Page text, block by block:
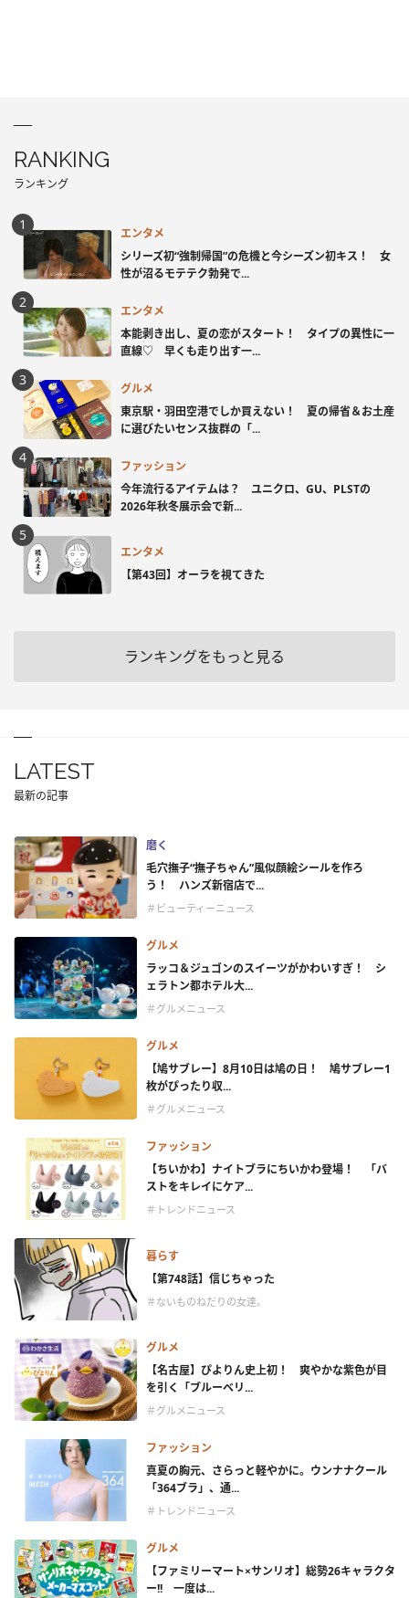
RANKING
ランキング
エンタメ
シリーズ初“強制帰国”の危機と今シーズン初キス！ 女
性が沼るモテテク勃発で...
エンタメ
本能剥き出し、夏の恋がスタート！ タイプの異性に一
直線♡ 早くも走り出す一...
グルメ
東京駅・羽田空港でしか買えない！ 夏の帰省＆お土産
に選びたいセンス抜群の「...
ファッション
今年流行るアイテムは？ ユニクロ、GU、PLSTの
2026年秋冬展示会で新...
エンタメ
【第43回】オーラを視てきた
ランキングをもっと見る
LATEST
最新の記事
磨く
毛穴撫子“撫子ちゃん”風似顔絵シールを作ろ
う！ ハンズ新宿店で...
＃ビューティーニュース
グルメ
ラッコ＆ジュゴンのスイーツがかわいすぎ！ シ
ェラトン都ホテル大...
＃グルメニュース
グルメ
【鳩サブレー】8月10日は鳩の日！ 鳩サブレー1
枚がぴったり収...
＃グルメニュース
ファッション
【ちいかわ】ナイトブラにちいかわ登場！ 「バ
ストをキレイにケア...
＃トレンドニュース
暮らす
【第748話】信じちゃった
＃ないものねだりの女達。
グルメ
【名古屋】ぴよりん史上初！ 爽やかな紫色が目
を引く「ブルーベリ...
＃グルメニュース
ファッション
真夏の胸元、さらっと軽やかに。ウンナナクール
「364ブラ」、通...
＃トレンドニュース
グルメ
【ファミリーマート×サンリオ】総勢26キャラクタ
ー!! 一度は...